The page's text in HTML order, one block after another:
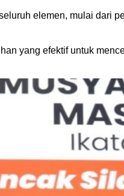
elemen, mulai dari
yang efektif untuk